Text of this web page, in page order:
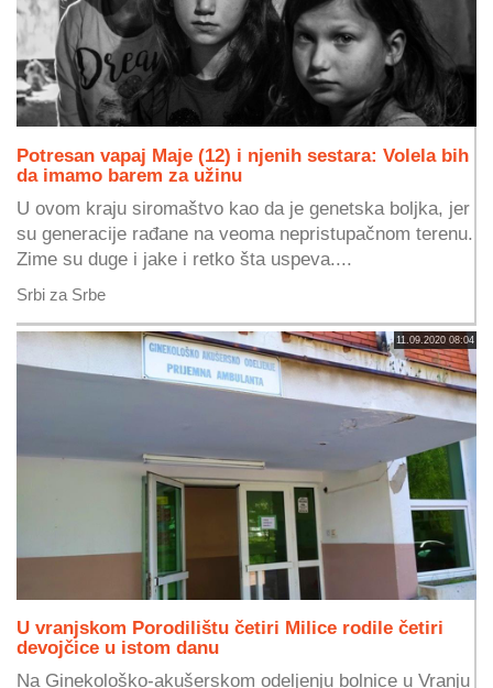
Potresan vapaj Maje (12) i njenih sestara: Volela bih
da imamo barem za užinu
U ovom kraju siromaštvo kao da je genetska boljka, jer
su generacije rađane na veoma nepristupačnom terenu.
Zime su duge i jake i retko šta uspeva....
Srbi za Srbe
11.09.2020 08:04
U vranjskom Porodilištu četiri Milice rodile četiri
devojčice u istom danu
Na Ginekološko-akušerskom odeljenju bolnice u Vranju